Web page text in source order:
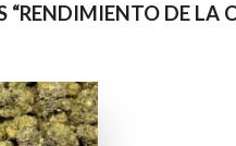
DE LA